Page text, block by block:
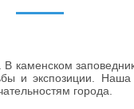
каменском
и экспозиции.
города.